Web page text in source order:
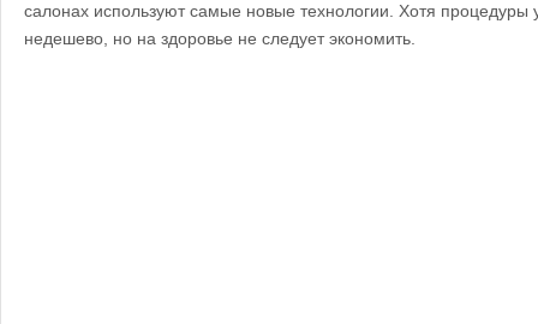
салонах используют самые новые технологии. Хотя процедуры
недешево, но на здоровье не следует экономить.